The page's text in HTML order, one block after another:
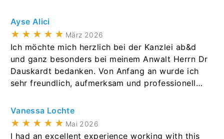
Ayse Alici
★★★★★ März 2026
Ich möchte mich herzlich bei der Kanzlei ab&d
und ganz besonders bei meinem Anwalt Herrn Dr
Dauskardt bedanken. Von Anfang an wurde ich
sehr freundlich, aufmerksam und professionell
sorgfältig, kompetent und zuverlässig.
Gleichzeitig ist er ein sehr freundlicher und
respektvoller Mensch, der sich wirklich Zeit für
Vanessa Lochte
★★★★★ Mai 2026
I had an excellent experience working with this